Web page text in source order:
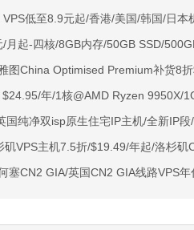
低至8.9元起/香港/美国/韩国/日
/月起-四核/8GB内存/50GB SSD/
图China Optimised Premium补货8
年/1核@AMD Ryzen 9950X/
国纯净双isp原生住宅IP主机/全新IP
矶VPS主机7.5折/$19.49/年起/洛杉矶
塞CN2 GIA/英国CN2 GIA线路VPS